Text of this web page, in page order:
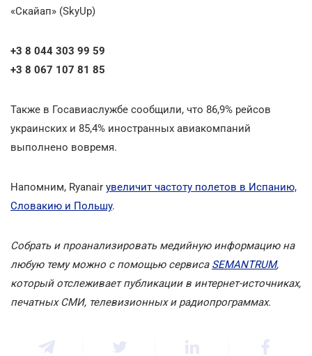
«Скайап» (SkyUp)
+3 8 044 303 99 59
+3 8 067 107 81 85
Также в Госавиаслужбе сообщили, что 86,9% рейсов
украинских и 85,4% иностранных авиакомпаний
выполнено вовремя.
Напомним, Ryanair увеличит частоту полетов в Испанию,
Словакию и Польшу.
Собрать и проанализировать медийную информацию на
любую тему можно с помощью сервиса SEMANTRUM,
который отслеживает публикации в интернет-источниках,
печатных СМИ, телевизионных и радиопрограммах.